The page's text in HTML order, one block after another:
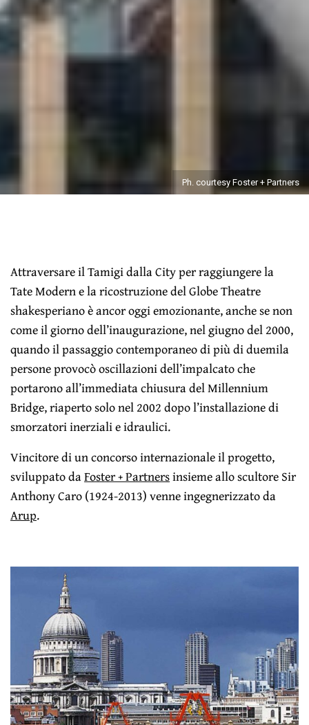
Ph. courtesy Foster + Partners
Attraversare il Tamigi dalla City per raggiungere la
Tate Modern e la ricostruzione del Globe Theatre
shakesperiano è ancor oggi emozionante, anche se non
come il giorno dell’inaugurazione, nel giugno del 2000,
quando il passaggio contemporaneo di più di duemila
persone provocò oscillazioni dell’impalcato che
portarono all’immediata chiusura del Millennium
Bridge, riaperto solo nel 2002 dopo l’installazione di
smorzatori inerziali e idraulici.
Vincitore di un concorso internazionale il progetto,
sviluppato daFoster + Partnersinsieme allo scultore Sir
Anthony Caro (1924-2013) venne ingegnerizzato da
Arup.